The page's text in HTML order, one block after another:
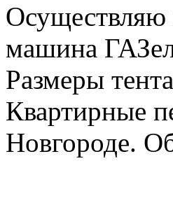
Осуществляю
машина
Размеры
Квартирные
Новгороде.